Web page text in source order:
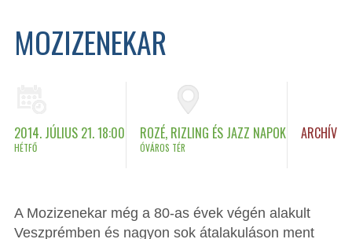
MOZIZENEKAR
2014. JÚLIUS 21. 18:00
HÉTFŐ
ROZÉ, RIZLING ÉS JAZZ NAPOK
ÓVÁROS TÉR
ARCHÍV
A Mozizenekar még a 80-as évek végén alakult
Veszprémben és nagyon sok átalakuláson ment